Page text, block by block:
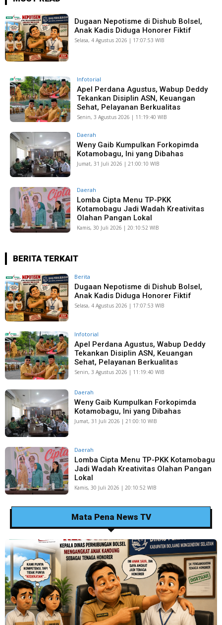
Dugaan Nepotisme di Dishub Bolsel,
Anak Kadis Diduga Honorer Fiktif
Selasa, 4 Agustus 2026 | 17:07:53 WIB
Infotorial
Apel Perdana Agustus, Wabup Deddy
Tekankan Disiplin ASN, Keuangan
Sehat, Pelayanan Berkualitas
Senin, 3 Agustus 2026 | 11:19:40 WIB
Daerah
Weny Gaib Kumpulkan Forkopimda
Kotamobagu, Ini yang Dibahas
Jumat, 31 Juli 2026 | 21:00:10 WIB
Daerah
Lomba Cipta Menu TP-PKK
Kotamobagu Jadi Wadah Kreativitas
Olahan Pangan Lokal
Kamis, 30 Juli 2026 | 20:10:52 WIB
BERITA TERKAIT
Berita
Dugaan Nepotisme di Dishub Bolsel,
Anak Kadis Diduga Honorer Fiktif
Selasa, 4 Agustus 2026 | 17:07:53 WIB
Infotorial
Apel Perdana Agustus, Wabup Deddy
Tekankan Disiplin ASN, Keuangan
Sehat, Pelayanan Berkualitas
Senin, 3 Agustus 2026 | 11:19:40 WIB
Daerah
Weny Gaib Kumpulkan Forkopimda
Kotamobagu, Ini yang Dibahas
Jumat, 31 Juli 2026 | 21:00:10 WIB
Daerah
Lomba Cipta Menu TP-PKK Kotamobagu
Jadi Wadah Kreativitas Olahan Pangan
Lokal
Kamis, 30 Juli 2026 | 20:10:52 WIB
Mata Pena News TV